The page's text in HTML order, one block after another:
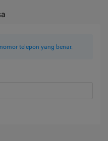
telepon yang benar.